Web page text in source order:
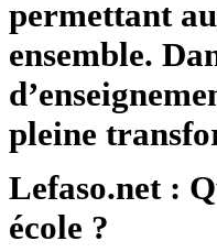
permettant
ensemble.
pleine
Lefaso.net :
école ?